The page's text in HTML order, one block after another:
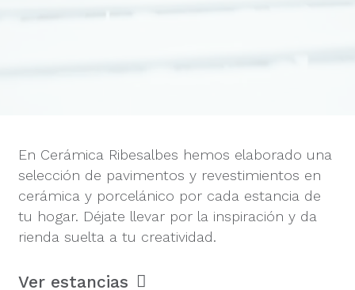
En Cerámica Ribesalbes hemos elaborado una
selección de pavimentos y revestimientos en
cerámica y porcelánico por cada estancia de
tu hogar. Déjate llevar por la inspiración y da
rienda suelta a tu creatividad.
Ver estancias